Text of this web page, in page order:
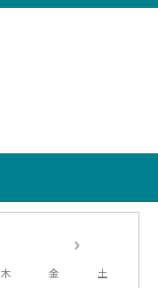
木 金 土